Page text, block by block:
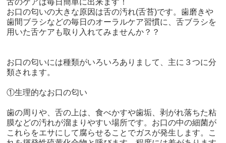
舌のケアは毎日簡単に出来ます！
お口の匂いの大きな原因は舌の汚れ(舌苔)です。歯磨きや
歯間ブラシなどの毎日のオーラルケア習慣に、舌ブラシを
用いた舌ケアも取り入れてみませんか？？
お口の匂いには種類がいろいろありまして、主に３つに分
類されます。
①生理的なお口の匂い
歯の周りや、舌の上は、食べかすや歯垢、剥がれ落ちた粘
膜などの汚れが溜まりやすい場所です。お口の中の細菌が
これらをエサにして腐らせることでガスが発生します。こ